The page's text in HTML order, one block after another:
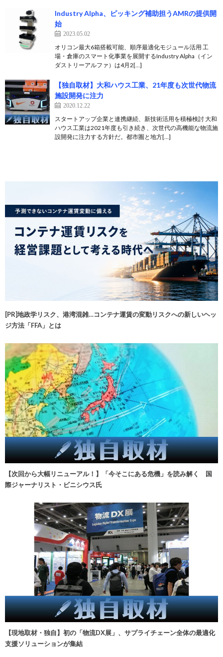
Industry Alpha、ピッキング補助担うAMRの提供開
始
2023.05.02
オリコン最大6箱搭載可能、順序最適化モジュール活用 工
場・倉庫のスマート化事業を展開するIndustry Alpha（イン
ダストリーアルファ）は4月2[…]
【独自取材】大和ハウス工業、21年度も次世代物流
施設開発に注力
2020.12.22
スタートアップ企業と連携継続、新技術活用を積極検討 大和
ハウス工業は2021年度も引き続き、次世代の高機能な物流施
設開発に注力する方針だ。都市圏と地方[…]
[PR]地政学リスク、港湾混雑…コンテナ運賃の変動リスクへの新しいヘッ
ジ方法「FFA」とは
【次回から大幅リニューアル！】「今そこにある危機」を読み解く 国
際ジャーナリスト・ビニシウス氏
【現地取材・独自】初の「物流DX展」、サプライチェーン全体の最適化
支援ソリューションが集結